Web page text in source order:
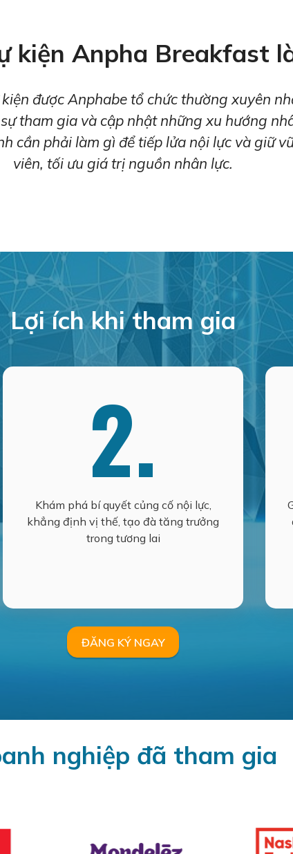
kiện Anpha Breakfast
được Anphabe tổ chức thường xuyên
tham gia và cập nhật những xu hướng
cần phải làm gì để tiếp lửa nội lực và giữ
viên, tối ưu giá trị nguồn nhân lực.
Lợi ích khi tham gia
2.
Khám phá bí quyết củng cố nội lực,
khẳng định vị thế, tạo đà tăng trưởng
trong tương lai
ĐĂNG KÝ NGAY
nghiệp đã tham gia